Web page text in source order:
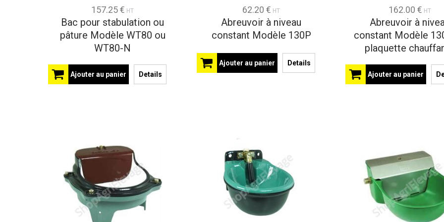
157.25 € HT
Bac pour stabulation ou
pâture Modèle WT80 ou
WT80-N
Ajouter au panier Details
62.20 € HT
Abreuvoir à niveau
constant Modèle 130P
Ajouter au panier Details
162.00 € HT
Abreuvoir à
constant Modèle
plaquette
Ajouter au panier